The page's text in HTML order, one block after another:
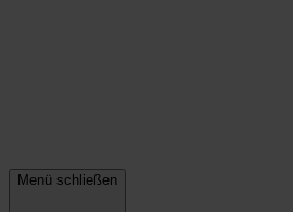
Menü schließen